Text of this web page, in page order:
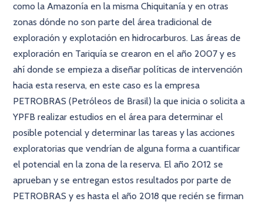
como la Amazonía en la misma Chiquitanía y en otras
zonas dónde no son parte del área tradicional de
exploración y explotación en hidrocarburos. Las áreas de
exploración en Tariquía se crearon en el año 2007 y es
ahí donde se empieza a diseñar políticas de intervención
hacia esta reserva, en este caso es la empresa
PETROBRAS (Petróleos de Brasil) la que inicia o solicita a
YPFB realizar estudios en el área para determinar el
posible potencial y determinar las tareas y las acciones
exploratorias que vendrían de alguna forma a cuantificar
el potencial en la zona de la reserva. El año 2012 se
aprueban y se entregan estos resultados por parte de
PETROBRAS y es hasta el año 2018 que recién se firman